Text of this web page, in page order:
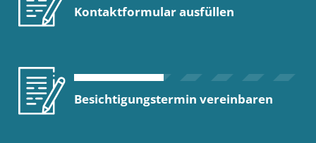
Kontaktformular ausfüllen
Besichtigungstermin vereinbaren